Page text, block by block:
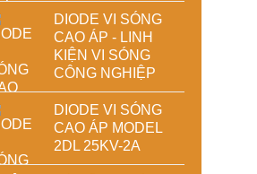
DIODE VI SÓNG
CAO ÁP - LINH
KIỆN VI SÓNG
CÔNG NGHIỆP
DIODE VI SÓNG
CAO ÁP MODEL
2DL 25KV-2A